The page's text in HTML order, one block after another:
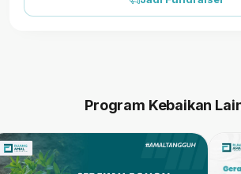
Program Kebaikan